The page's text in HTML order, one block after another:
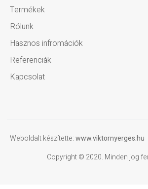
Termékek
Rólunk
Hasznos infromációk
Referenciák
Kapcsolat
Weboldalt készítette:www.viktornyerges.hu
Copyright © 2020. Minden jog